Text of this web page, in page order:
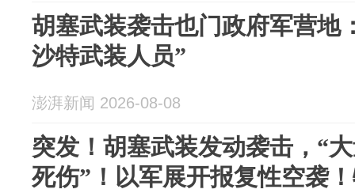
胡塞武装袭击也门政府军营地
沙特武装人员”
澎湃新闻 2026-08-08
突发！胡塞武装发动袭击，“
死伤”！以军展开报复性空袭